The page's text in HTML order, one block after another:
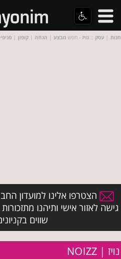
חנות | עסק :: נויז - חפש מבצע | הנחה | קופון |
הצטרפו אלינו למועדון
גישה לאזור אישי ותיהנו
שווים
נויז | NOIZZ